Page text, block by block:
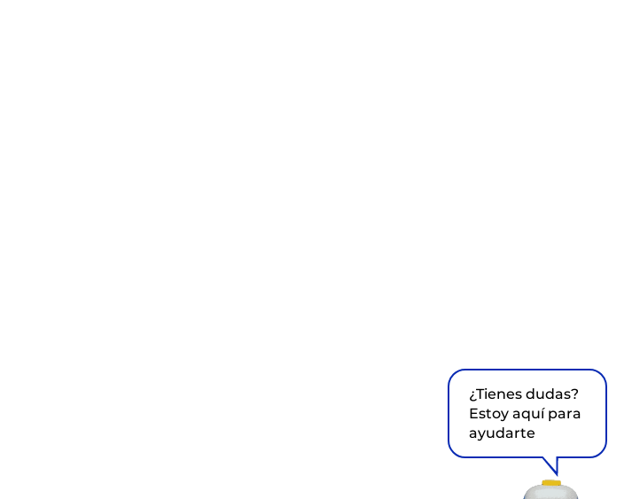
¿Tienes dudas?
Estoy aquí para
ayudarte